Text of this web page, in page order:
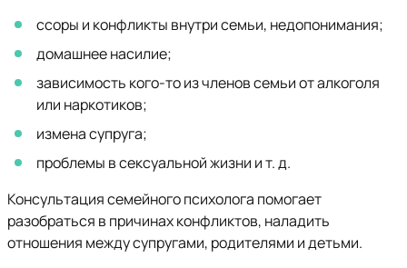
ссоры и конфликты внутри семьи, недопонимания;
домашнее насилие;
зависимость кого-то из членов семьи от алкоголя
или наркотиков;
измена супруга;
проблемы в сексуальной жизни и т. д.
Консультация семейного психолога помогает
разобраться в причинах конфликтов, наладить
отношения между супругами, родителями и детьми.